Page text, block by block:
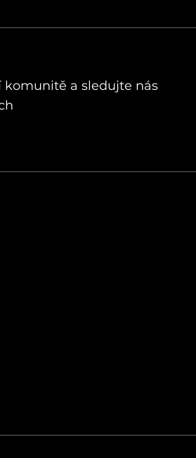
komunitě a sledujte nás